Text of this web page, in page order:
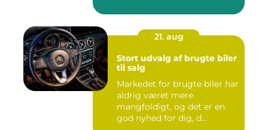
21. aug
Stort udvalg af brugte biler
til salg
Markedet for brugte biler har
aldrig været mere
mangfoldigt, og det er en
god nyhed for dig, d...